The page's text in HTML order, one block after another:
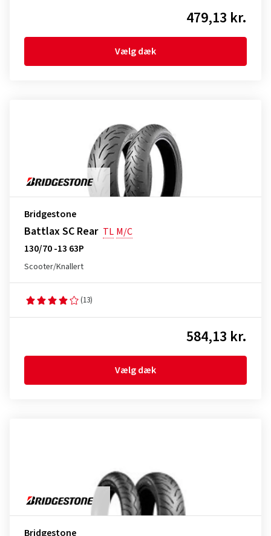
479,13 kr.
Vælg dæk
Bridgestone
Battlax SC Rear TL M/C
130/70 -13 63P
Scooter/Knallert
(13)
584,13 kr.
Vælg dæk
Bridgestone